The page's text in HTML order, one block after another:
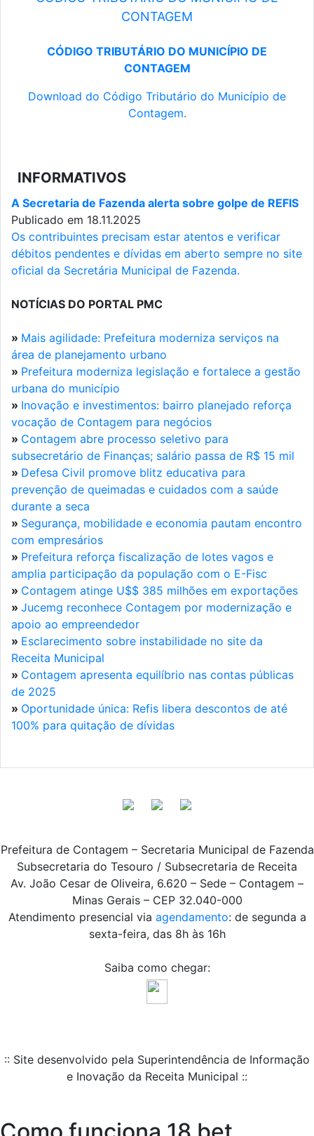
CONTAGEM
CÓDIGO TRIBUTÁRIO DO MUNICÍPIO DE
CONTAGEM
Download do Código Tributário do Município de
Contagem.
INFORMATIVOS
A Secretaria de Fazenda alerta sobre golpe de REFIS
Publicado em 18.11.2025
Os contribuintes precisam estar atentos e verificar
débitos pendentes e dívidas em aberto sempre no site
oficial da Secretária Municipal de Fazenda.
NOTÍCIAS DO PORTAL PMC
» Mais agilidade: Prefeitura moderniza serviços na
área de planejamento urbano
» Prefeitura moderniza legislação e fortalece a gestão
urbana do município
» Inovação e investimentos: bairro planejado reforça
vocação de Contagem para negócios
» Contagem abre processo seletivo para
subsecretário de Finanças; salário passa de R$ 15 mil
» Defesa Civil promove blitz educativa para
prevenção de queimadas e cuidados com a saúde
durante a seca
» Segurança, mobilidade e economia pautam encontro
com empresários
» Prefeitura reforça fiscalização de lotes vagos e
amplia participação da população com o E-Fisc
» Contagem atinge U$$ 385 milhões em exportações
» Jucemg reconhece Contagem por modernização e
apoio ao empreendedor
» Esclarecimento sobre instabilidade no site da
Receita Municipal
» Contagem apresenta equilíbrio nas contas públicas
de 2025
» Oportunidade única: Refis libera descontos de até
100% para quitação de dívidas
Prefeitura de Contagem – Secretaria Municipal de Fazenda
Subsecretaria do Tesouro / Subsecretaria de Receita
Av. João Cesar de Oliveira, 6.620 – Sede – Contagem –
Minas Gerais – CEP 32.040-000
Atendimento presencial via agendamento: de segunda a
sexta-feira, das 8h às 16h
Saiba como chegar:
:: Site desenvolvido pela Superintendência de Informação
e Inovação da Receita Municipal ::